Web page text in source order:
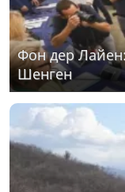
Фон дер
Шенген